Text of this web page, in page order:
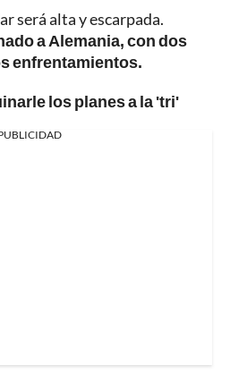
será alta y escarpada.
a Alemania, con dos
enfrentamientos.
los planes a la 'tri'